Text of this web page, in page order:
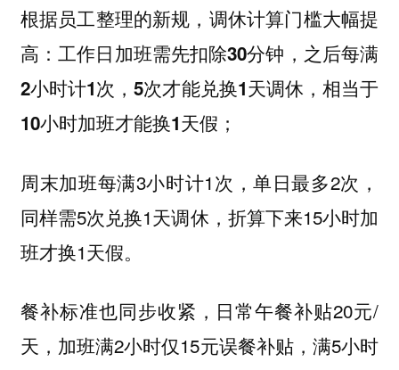
根据员工整理的新规，调休计算门槛大幅提
高：工作日加班需先扣除30分钟，之后每满
2小时计1次，5次才能兑换1天调休，相当于
10小时加班才能换1天假；
周末加班每满3小时计1次，单日最多2次，
同样需5次兑换1天调休，折算下来15小时加
班才换1天假。
餐补标准也同步收紧，日常午餐补贴20元/
天，加班满2小时仅15元误餐补贴，满5小时